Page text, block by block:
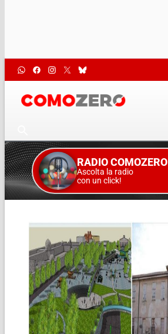
RADIO COMOZERO
Ascolta la radio
con un click!